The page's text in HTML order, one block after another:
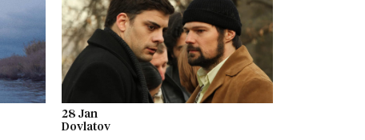
28 Jan
Dovlatov